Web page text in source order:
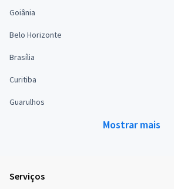
Goiânia
Belo Horizonte
Brasília
Curitiba
Guarulhos
Mostrar mais
Serviços